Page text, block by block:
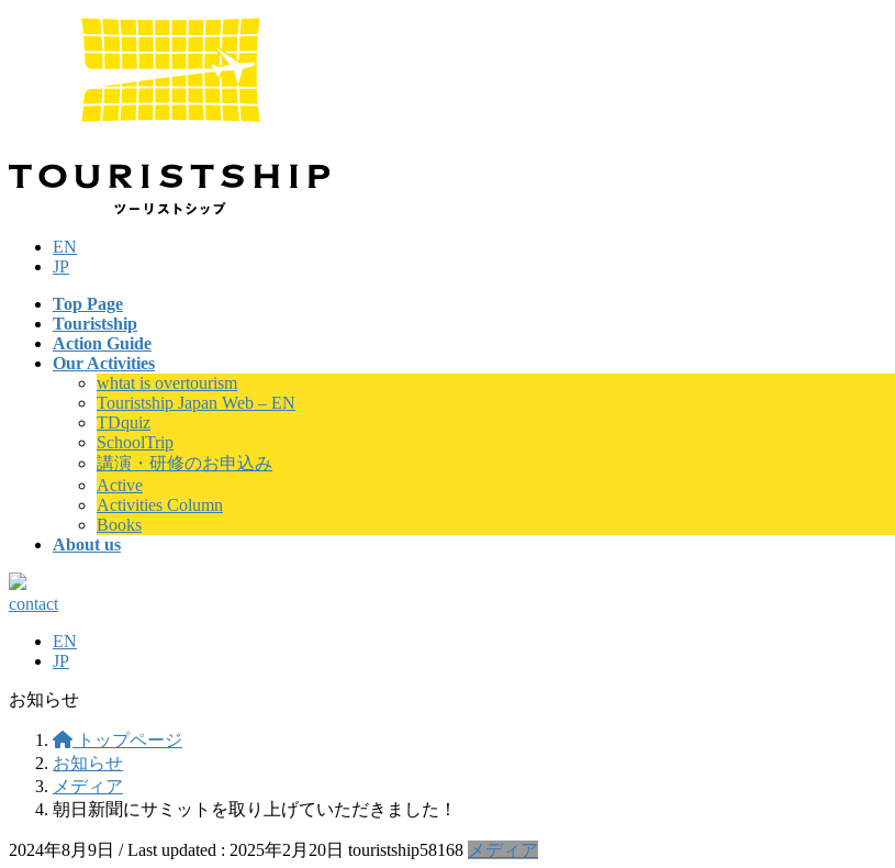
EN
JP
Top Page
Touristship
Action Guide
Our Activities
whtat is overtourism
Touristship Japan Web – EN
TDquiz
SchoolTrip
講演・研修のお申込み
Active
Activities Column
Books
About us
contact
EN
JP
お知らせ
トップページ
お知らせ
メディア
朝日新聞にサミットを取り上げていただきました！
2024年8月9日 / Last updated : 2025年2月20日 touristship58168 メディア